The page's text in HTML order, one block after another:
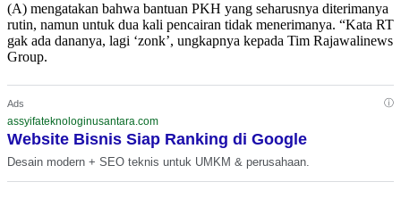
(A) mengatakan bahwa bantuan PKH yang seharusnya diterimanya
rutin, namun untuk dua kali pencairan tidak menerimanya. “Kata RT
gak ada dananya, lagi ‘zonk’, ungkapnya kepada Tim Rajawalinews
Group.
Ads ⓘ
assyifateknologinusantara.com
Website Bisnis Siap Ranking di Google
Desain modern + SEO teknis untuk UMKM & perusahaan.